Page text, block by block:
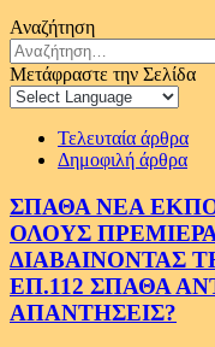
Αναζήτηση
Αναζήτηση
για:
Μετάφραστε την Σελίδα
Τελευταία άρθρα
Δημοφιλή άρθρα
ΣΠΑΘΑ ΝΕΑ
ΟΛΟΥΣ
ΔΙΑΒΑΙΝΟΝΤΑΣ
ΕΠ.112 ΣΠΑΘΑ
ΑΠΑΝΤΗΣΕΙΣ?